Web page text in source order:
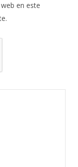
en este